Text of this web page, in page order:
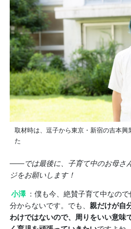
取材時は、逗子から東京・新宿の吉本興
た
――では最後に、子育て中のお母さ
ジをお願いします！
小澤 ：僕も今、絶賛子育て中なの
分からないです。でも、 親だけが自
わけではないので、周りをいい意味